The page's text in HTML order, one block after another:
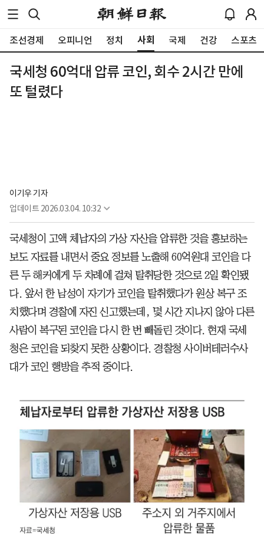
조선경제 오피니언 정치 사회 국제 건강 스포츠
국세청 60억대 압류 코인, 회수 2시간 만에
또 털렸다
이기우 기자
업데이트 2026.03.04. 10:32
국세청이 고액 체납자의 가상 자산을 압류한 것을 홍보하는
보도 자료를 내면서 중요 정보를 노출해 60억원대 코인을 다
른 두 해커에게 두 차례에 걸쳐 탈취당한 것으로 2일 확인됐
다. 앞서 한 남성이 자기가 코인을 탈취했다가 원상 복구 조
치했다며 경찰에 자진 신고했는데, 몇 시간 지나지 않아 다른
사람이 복구된 코인을 다시 한 번 빼돌린 것이다. 현재 국세
청은 코인을 되찾지 못한 상황이다. 경찰청 사이버테러수사
대가 코인 행방을 추적 중이다.